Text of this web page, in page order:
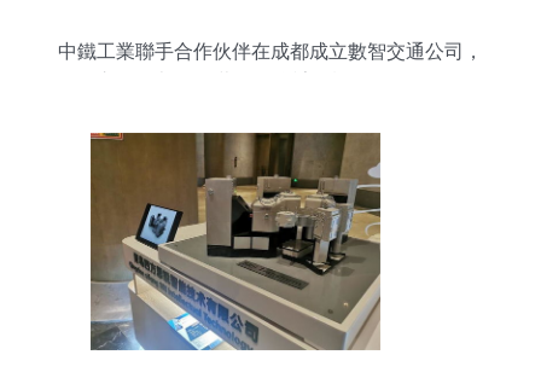
中鐵工業聯手合作伙伴在成都成立數智交通公司，